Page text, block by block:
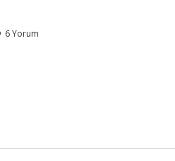
6 Yorum